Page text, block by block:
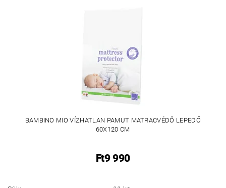
BAMBINO MIO VÍZHATLAN PAMUT MATRACVÉDŐ LEPEDŐ
60X120 CM
Ft9 990